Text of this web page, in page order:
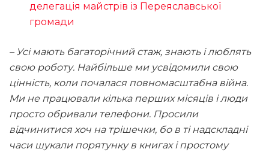
делегація майстрів із Переяславської
громади
– Усі мають багаторічний стаж, знають і люблять
свою роботу. Найбільше ми усвідомили свою
цінність, коли почалася повномасштабна війна.
Ми не працювали кілька перших місяців і люди
просто обривали телефони. Просили
відчинитися хоч на трішечки, бо в ті надскладні
часи шукали порятунку в книгах і простому